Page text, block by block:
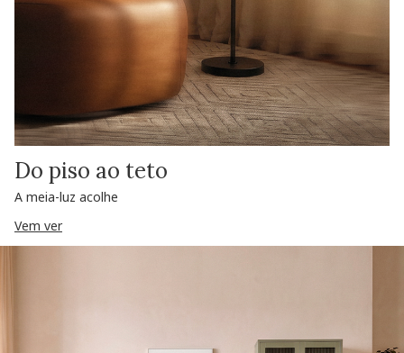
Do piso ao teto
A meia-luz acolhe
Vem ver